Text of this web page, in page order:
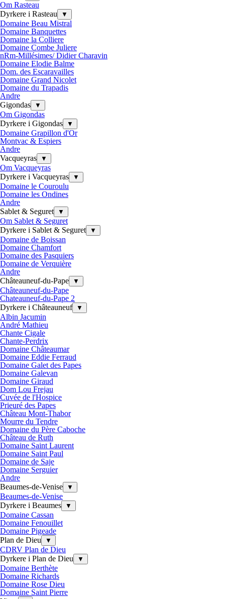
Om Rasteau
Dyrkere i Rasteau
▼
Domaine Beau Mistral
Domaine Banquettes
Domaine la Colliere
Domaine Combe Juliere
nRm-Millésimes/ Didier Charavin
Domaine Elodie Balme
Dom. des Escaravailles
Domaine Grand Nicolet
Domaine du Trapadis
Andre
Gigondas
▼
Om Gigondas
Dyrkere i Gigondas
▼
Domaine Grapillon d'Or
Montvac & Espiers
Andre
Vacqueyras
▼
Om Vacqueyras
Dyrkere i Vacqueyras
▼
Domaine le Couroulu
Domaine les Ondines
Andre
Sablet & Seguret
▼
Om Sablet & Seguret
Dyrkere i Sablet & Seguret
▼
Domaine de Boissan
Domaine Chamfort
Domaine des Pasquiers
Domaine de Verquière
Andre
Châteauneuf-du-Pape
▼
Châteauneuf-du-Pape
Chateauneuf-du-Pape 2
Dyrkere i Châteauneuf
▼
Albin Jacumin
André Mathieu
Chante Cigale
Chante-Perdrix
Domaine Châteaumar
Domaine Eddie Ferraud
Domaine Galet des Papes
Domaine Galevan
Domaine Giraud
Dom Lou Frejau
Cuvée de l'Hospice
Prieuré des Papes
Château Mont-Thabor
Mourre du Tendre
Domaine du Père Caboche
Château de Ruth
Domaine Saint Laurent
Domaine Saint Paul
Domaine de Saje
Domaine Serguier
Andre
Beaumes-de-Venise
▼
Beaumes-de-Venise
Dyrkere i Beaumes
▼
Domaine Cassan
Domaine Fenouillet
Domaine Pigeade
Plan de Dieu
▼
CDRV Plan de Dieu
Dyrkere i Plan de Dieu
▼
Domaine Berthète
Domaine Richards
Domaine Rose Dieu
Domaine Saint Pierre